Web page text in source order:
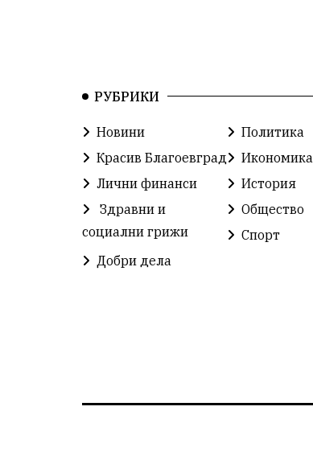
РУБРИКИ
Новини
Политика
Красив Благоевград
Икономика
Лични финанси
История
Здравни и
социални грижи
Общество
Спорт
Добри дела